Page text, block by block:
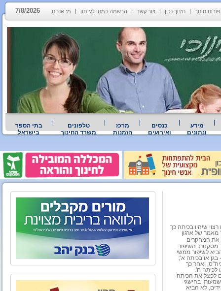
פורום חינוך חינוך נכון צור קשר הרשמה כמנוי לעיתון מי אנחנו 7/8/2026
מידע
ונתונים
כנסים
ואירועים
מרכז
הזמנות
טלפונים
משרד החינוך
בתי הספר
בישראל
שיהיו בכיתה כך
מאמר של ארגון
את המחקרים
מסקנות: השיפור
לשיפור ממשי
בגן או בכיתה א';
הראשונות של ביה"ס, ואחר כך
לכיתה ח'.
לפצל את הכיתה
בהישגי
במספר התלמידים בכיתה, למשל מ-28 ל-25 תלמידים, לא הביא